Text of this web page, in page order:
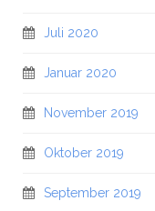
Juli 2020
Januar 2020
November 2019
Oktober 2019
September 2019